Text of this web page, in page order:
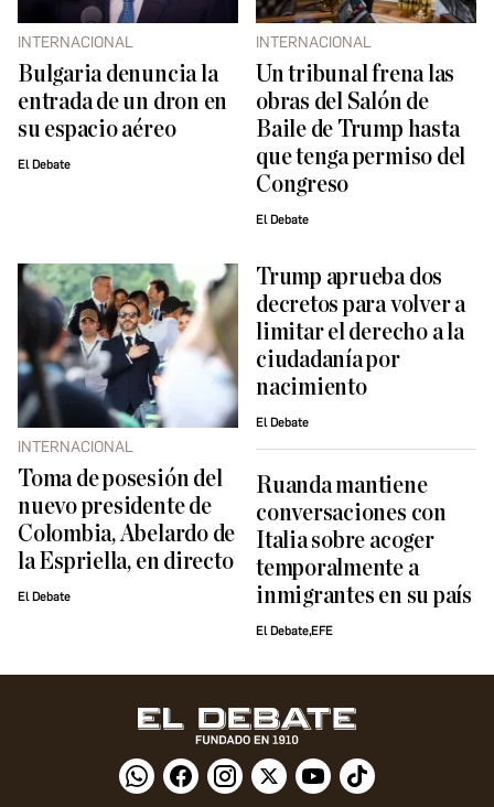
INTERNACIONAL
Bulgaria denuncia la
entrada de un dron en
su espacio aéreo
El Debate
INTERNACIONAL
Un tribunal frena las
obras del Salón de
Baile de Trump hasta
que tenga permiso del
Congreso
El Debate
INTERNACIONAL
Toma de posesión del
nuevo presidente de
Colombia, Abelardo de
la Espriella, en directo
El Debate
Trump aprueba dos
decretos para volver a
limitar el derecho a la
ciudadanía por
nacimiento
El Debate
Ruanda mantiene
conversaciones con
Italia sobre acoger
temporalmente a
inmigrantes en su país
El Debate,EFE